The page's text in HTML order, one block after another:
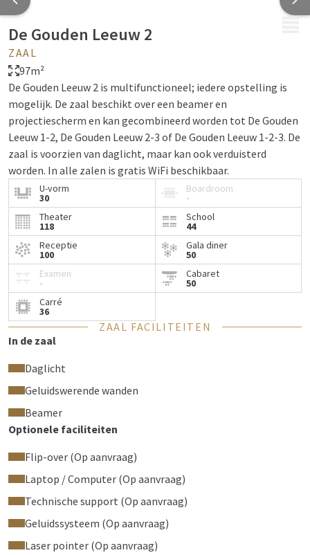
De Gouden Leeuw 2
ZAAL
97m²
De Gouden Leeuw 2 is multifunctioneel; iedere opstelling is
mogelijk. De zaal beschikt over een beamer en
projectiescherm en kan gecombineerd worden tot De Gouden
Leeuw 1-2, De Gouden Leeuw 2-3 of De Gouden Leeuw 1-2-3. De
zaal is voorzien van daglicht, maar kan ook verduisterd
worden. In alle zalen is gratis WiFi beschikbaar.
U-vorm
30
Boardroom
-
Theater
118
School
44
Receptie
100
Gala diner
50
Examen
-
Cabaret
50
Carré
36
ZAAL FACILITEITEN
In de zaal
Daglicht
Geluidswerende wanden
Beamer
Optionele faciliteiten
Flip-over (Op aanvraag)
Laptop / Computer (Op aanvraag)
Technische support (Op aanvraag)
Geluidssysteem (Op aanvraag)
Laser pointer (Op aanvraag)